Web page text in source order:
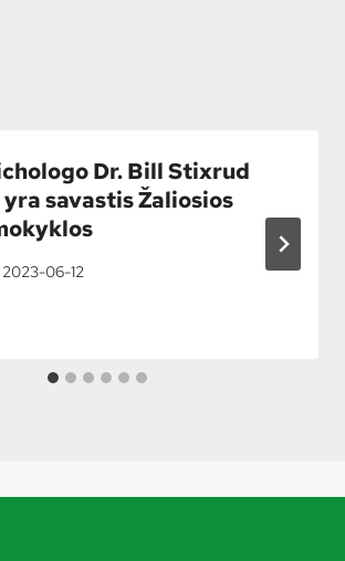
Dr. Bill Stixrud
savastis Žaliosios
2023-06-12